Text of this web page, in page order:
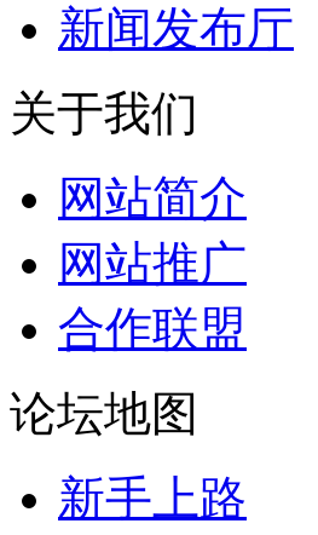
新闻发布厅
关于我们
网站简介
网站推广
合作联盟
论坛地图
新手上路